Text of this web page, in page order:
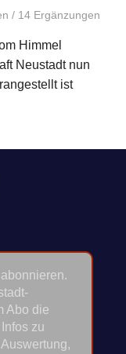
/ 14 Ergänzungen
Himmel
Neustadt nun
ist
abonnieren.
Abo die
zu